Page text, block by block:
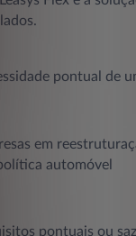
pontual de
em
automóvel
pontuais ou